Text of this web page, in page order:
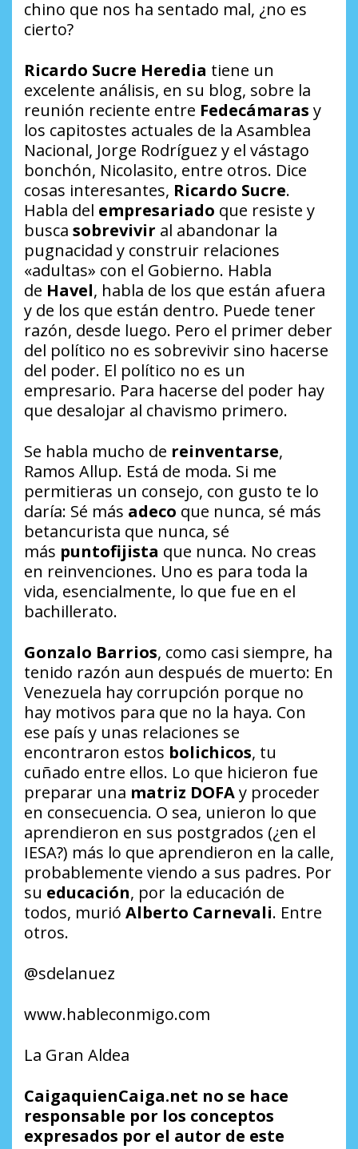
chino que nos ha sentado mal, ¿no es
cierto?
Ricardo Sucre Heredia tiene un
excelente análisis, en su blog, sobre la
reunión reciente entre Fedecámaras y
los capitostes actuales de la Asamblea
Nacional, Jorge Rodríguez y el vástago
bonchón, Nicolasito, entre otros. Dice
cosas interesantes, Ricardo Sucre.
Habla del empresariado que resiste y
busca sobrevivir al abandonar la
pugnacidad y construir relaciones
«adultas» con el Gobierno. Habla
de Havel, habla de los que están afuera
y de los que están dentro. Puede tener
razón, desde luego. Pero el primer deber
del político no es sobrevivir sino hacerse
del poder. El político no es un
empresario. Para hacerse del poder hay
que desalojar al chavismo primero.
Se habla mucho de reinventarse,
Ramos Allup. Está de moda. Si me
permitieras un consejo, con gusto te lo
daría: Sé más adeco que nunca, sé más
betancurista que nunca, sé
más puntofijista que nunca. No creas
en reinvenciones. Uno es para toda la
vida, esencialmente, lo que fue en el
bachillerato.
Gonzalo Barrios, como casi siempre, ha
tenido razón aun después de muerto: En
Venezuela hay corrupción porque no
hay motivos para que no la haya. Con
ese país y unas relaciones se
encontraron estos bolichicos, tu
cuñado entre ellos. Lo que hicieron fue
preparar una matriz DOFAy proceder
en consecuencia. O sea, unieron lo que
aprendieron en sus postgrados (¿en el
IESA?) más lo que aprendieron en la calle,
probablemente viendo a sus padres. Por
su educación, por la educación de
todos, murió Alberto Carnevali. Entre
otros.
@sdelanuez
www.hableconmigo.com
La Gran Aldea
CaigaquienCaiga.net no se hace
responsable por los conceptos
expresados por el autor de este